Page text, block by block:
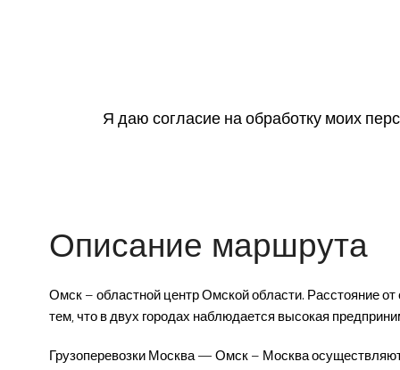
Я даю согласие на обработку моих
Описание маршрута
Омск – областной центр Омской области. Расстояние
тем, что в двух городах наблюдается высокая
Грузоперевозки Москва — Омск – Москва